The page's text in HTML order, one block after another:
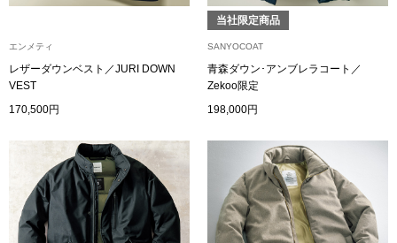
タログ
ハンドバッグ
ショルダーバ
ブリーフケース
エンメティ
レザーダウンベスト／JURI DOWN
VEST
170,500円
当社限定商品
SANYOCOAT
青森ダウン･アンブレラコート／
Zekoo限定
198,000円